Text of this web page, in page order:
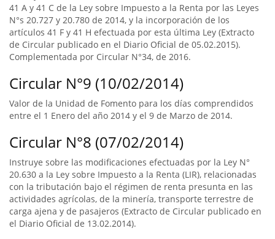
41 A y 41 C de la Ley sobre Impuesto a la Renta por las Leyes
N°s 20.727 y 20.780 de 2014, y la incorporación de los
artículos 41 F y 41 H efectuada por esta última Ley (Extracto
de Circular publicado en el Diario Oficial de 05.02.2015).
Complementada por Circular N°34, de 2016.
Circular N°9 (10/02/2014)
Valor de la Unidad de Fomento para los días comprendidos
entre el 1 Enero del año 2014 y el 9 de Marzo de 2014.
Circular N°8 (07/02/2014)
Instruye sobre las modificaciones efectuadas por la Ley N°
20.630 a la Ley sobre Impuesto a la Renta (LIR), relacionadas
con la tributación bajo el régimen de renta presunta en las
actividades agrícolas, de la minería, transporte terrestre de
carga ajena y de pasajeros (Extracto de Circular publicado en
el Diario Oficial de 13.02.2014).